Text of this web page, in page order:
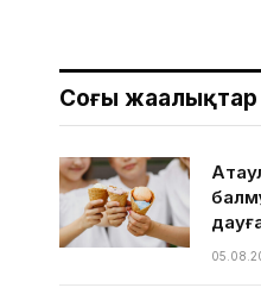
Соңғы жаңалықтар